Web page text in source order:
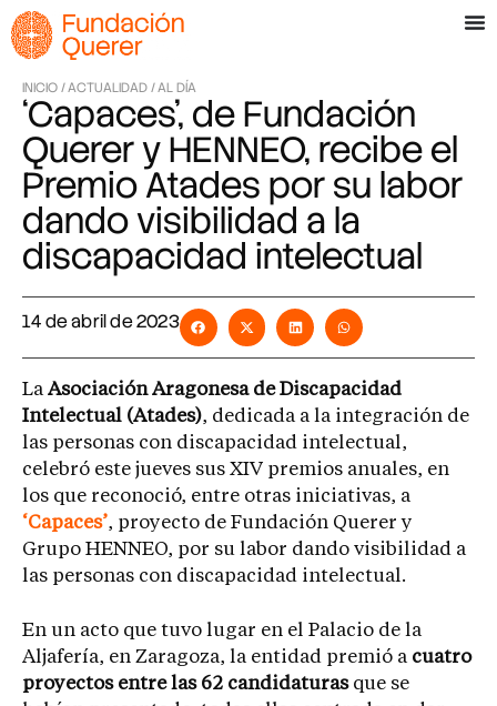
INICIO /ACTUALIDAD /AL DÍA
‘Capaces’, de Fundación
Querer y HENNEO, recibe el
Premio Atades por su labor
dando visibilidad a la
discapacidad intelectual
14 de abril de 2023
La Asociación Aragonesa de Discapacidad
Intelectual (Atades), dedicada a la integración de
las personas con discapacidad intelectual,
celebró este jueves sus XIV premios anuales, en
los que reconoció, entre otras iniciativas, a
‘Capaces’, proyecto de Fundación Querer y
Grupo HENNEO, por su labor dando visibilidad a
las personas con discapacidad intelectual.
En un acto que tuvo lugar en el Palacio de la
Aljafería, en Zaragoza, la entidad premió a cuatro
proyectos entre las 62 candidaturasque se